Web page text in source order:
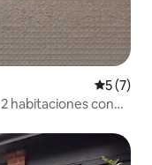
5 (7)
habitaciones con